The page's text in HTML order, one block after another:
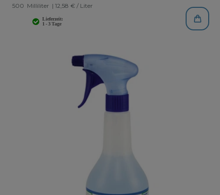
500 Milliliter | 12,58 € / Liter